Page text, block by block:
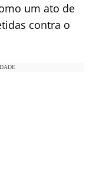
um ato de
contra o